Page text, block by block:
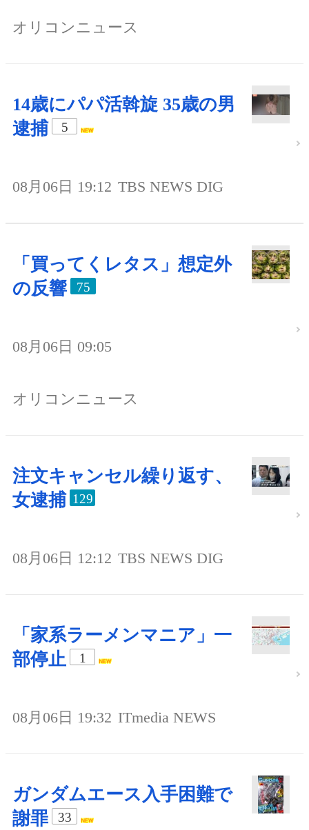
オリコンニュース
14歳にパパ活斡旋 35歳の男
逮捕
5
08月06日 19:12 TBS NEWS DIG
「買ってくレタス」想定外
の反響
75
08月06日 09:05
オリコンニュース
注文キャンセル繰り返す、
女逮捕 129
08月06日 12:12 TBS NEWS DIG
「家系ラーメンマニア」一
部停止
1
08月06日 19:32 ITmedia NEWS
ガンダムエース入手困難で
謝罪
33